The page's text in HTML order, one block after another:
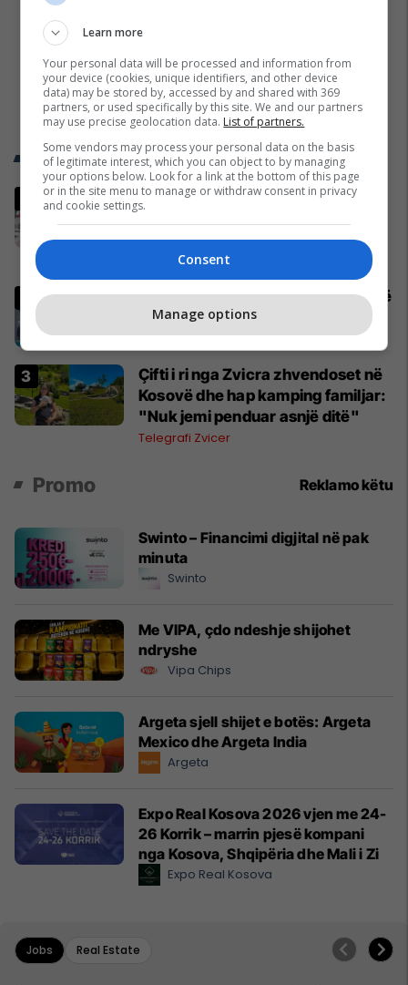
Trend Telegrafi
Pamjet e kamerave zbardhin
mbetën të plagosur katër persona
Kosovë
Ngjarja e rëndë në Podujevë, tre të
plagosur - policia jep detaje
Kronika e Zezë
Çifti i ri nga Zvicra zhvendoset në
Kosovë dhe hap kamping familjar:
"Nuk jemi penduar asnjë ditë"
Telegrafi Zvicer
Promo Reklamo këtu
Swinto – Financimi digjital në pak
minuta
Swinto
Me VIPA, çdo ndeshje shijohet
ndryshe
Vipa Chips
Argeta sjell shijet e botës: Argeta
Mexico dhe Argeta India
Argeta
Expo Real Kosova 2026 vjen me 24-
26 Korrik – marrin pjesë kompani
nga Kosova, Shqipëria dhe Mali i Zi
Expo Real Kosova
Jobs Real Estate
Learn more
Your personal data will be processed and information from
your device (cookies, unique identifiers, and other device
data) may be stored by, accessed by and shared with 369
partners, or used specifically by this site. We and our partners
may use precise geolocation data. List of partners.
Some vendors may process your personal data on the basis
of legitimate interest, which you can object to by managing
your options below. Look for a link at the bottom of this page
or in the site menu to manage or withdraw consent in privacy
and cookie settings.
Consent
Manage options